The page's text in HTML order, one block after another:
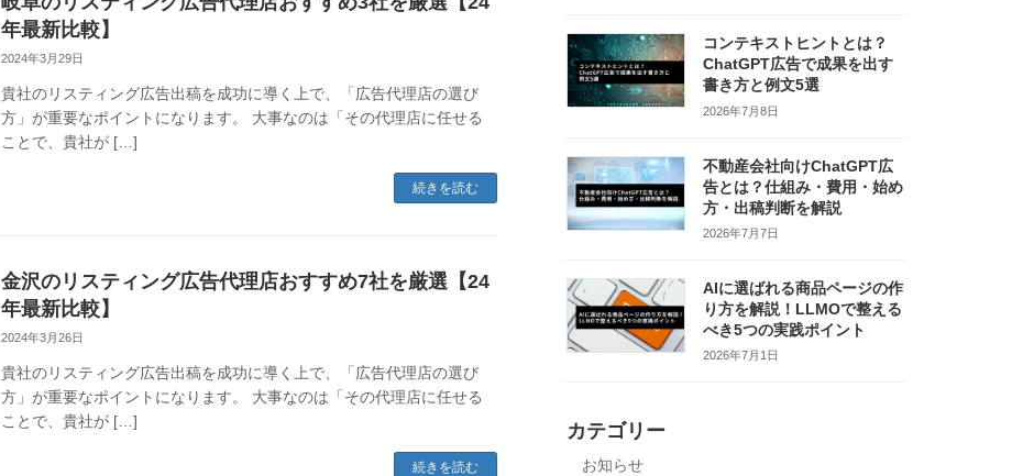
年最新比較】
2024年3月29日
貴社のリスティング広告出稿を成功に導く上で、「広告代理店の選び
方」が重要なポイントになります。 大事なのは「その代理店に任せる
ことで、貴社が […]
続きを読む
金沢のリスティング広告代理店おすすめ7社を厳選【24
年最新比較】
2024年3月26日
貴社のリスティング広告出稿を成功に導く上で、「広告代理店の選び
方」が重要なポイントになります。 大事なのは「その代理店に任せる
ことで、貴社が […]
続きを読む
コンテキストヒントとは？
ChatGPT広告で成果を出す
書き方と例文5選
2026年7月8日
不動産会社向けChatGPT広
告とは？仕組み・費用・始め
方・出稿判断を解説
2026年7月7日
AIに選ばれる商品ページの作
り方を解説！LLMOで整える
べき5つの実践ポイント
2026年7月1日
カテゴリー
お知らせ